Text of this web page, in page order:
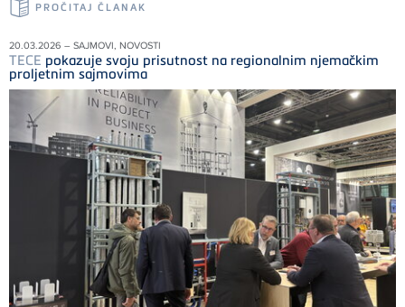
PROČITAJ ČLANAK
20.03.2026 – SAJMOVI, NOVOSTI
TECE pokazuje svoju prisutnost na regionalnim njemačkim
proljetnim sajmovima